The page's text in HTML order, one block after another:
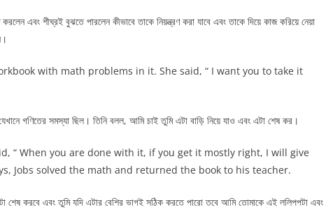
এবং শীঘ্রই বুঝতে পারলেন কীভাবে তাকে নিয়ন্ত্রণ করা যাবে এবং তাকে দিয়ে কাজ করিয়ে নেয়া
with math problems in it. She said, “ I want you to take it
গণিতের সমস্যা ছিল। তিনি বলল, আমি চাই তুমি এটা বাড়ি নিয়ে যাও এবং এটা শেষ কর।
“ When you are done with it, if you get it mostly right, I will give
Jobs solved the math and returned the book to his teacher.
শেষ করবে এবং তুমি যদি এটার বেশির ভাগই সঠিক করতে পারো তবে আমি তোমাকে এই ললিপপটা এবং